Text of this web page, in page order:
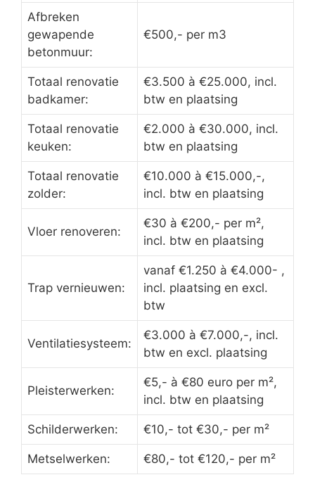
Afbreken
gewapende
betonmuur:
€500,- per m3
Totaal renovatie
badkamer:
€3.500 à €25.000, incl.
btw en plaatsing
Totaal renovatie
keuken:
€2.000 à €30.000, incl.
btw en plaatsing
Totaal renovatie
zolder:
€10.000 à €15.000,-,
incl. btw en plaatsing
Vloer renoveren:
€30 à €200,- per m²,
incl. btw en plaatsing
Trap vernieuwen:
vanaf €1.250 à €4.000- ,
incl. plaatsing en excl.
btw
Ventilatiesysteem:
€3.000 à €7.000,-, incl.
btw en excl. plaatsing
Pleisterwerken:
€5,- à €80 euro per m²,
incl. btw en plaatsing
Schilderwerken: €10,- tot €30,- per m²
Metselwerken: €80,- tot €120,- per m²